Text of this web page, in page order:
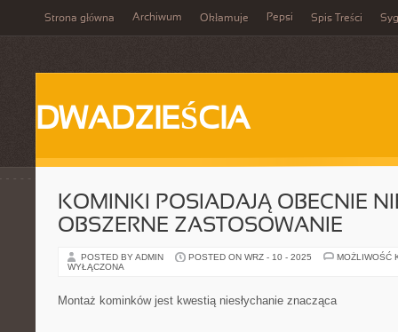
Strona główna Archiwum Okłamuje Pepsi Spis Treści
DWADZIEŚCIA
KOMINKI POSIADAJĄ OBECNIE
OBSZERNE ZASTOSOWANIE
POSTED BY ADMIN POSTED ON WRZ - 10 - 2025
MOŻLIWOŚĆ
WYŁĄCZONA
Montaż kominków jest kwestią niesłychanie znacząca